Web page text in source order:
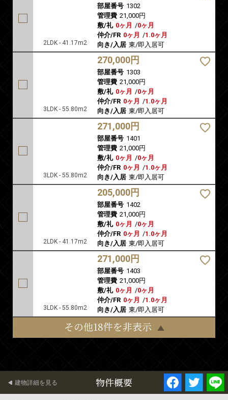
2LDK - 41.17m2
部屋番号 1302
管理費 21,000円
敷/礼 0ヶ月 /0ヶ月
仲介/FR 0ヶ月 /1.0ヶ月
向き/入居 東/即入居可
3LDK - 55.80m2
270,000円
部屋番号 1303
管理費 21,000円
敷/礼 0ヶ月 /0ヶ月
仲介/FR 0ヶ月 /1.0ヶ月
向き/入居 東/即入居可
3LDK - 55.80m2
271,000円
部屋番号 1401
管理費 21,000円
敷/礼 0ヶ月 /0ヶ月
仲介/FR 0ヶ月 /1.0ヶ月
向き/入居 東/即入居可
2LDK - 41.17m2
205,000円
部屋番号 1402
管理費 21,000円
敷/礼 0ヶ月 /0ヶ月
仲介/FR 0ヶ月 /1.0ヶ月
向き/入居 東/即入居可
3LDK - 55.80m2
271,000円
部屋番号 1403
管理費 21,000円
敷/礼 0ヶ月 /0ヶ月
仲介/FR 0ヶ月 /1.0ヶ月
向き/入居 東/即入居可
その他18件を非表示
物件概要
建物詳細を見る